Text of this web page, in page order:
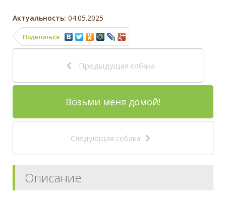
Актуальность: 04.05.2025
Поделиться
Предыдущая собака
Возьми меня домой!
Следующая собака
Описание